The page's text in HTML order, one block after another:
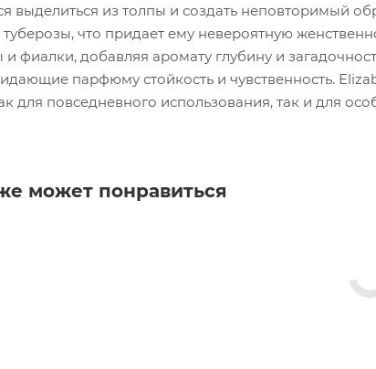
выделиться из толпы и создать неповторимый
что придает ему невероятную
и фиалки, добавляя аромату глубину и
парфюму стойкость и чувственность.
для повседневного использования, так и для
может понравиться